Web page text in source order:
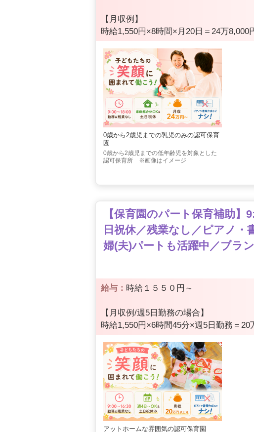
【月収例】
時給1,550円×8時間×月20日＝24万8,000
0歳から2歳児までの乳児のみの認可保育
園
0歳から2歳児までの低年齢児を対象とした
認可保育所 ※画像はイメージ
【保育園のパート保育補助
日祝休／残業なし／ピアノ・
婦(夫)パートも活躍中／ブラ
給与： 時給１５５０円～
【月収例/週5日勤務の場合】
時給1,550円×6時間45分×週5日勤務＝20
アットホームな雰囲気の認可保育園